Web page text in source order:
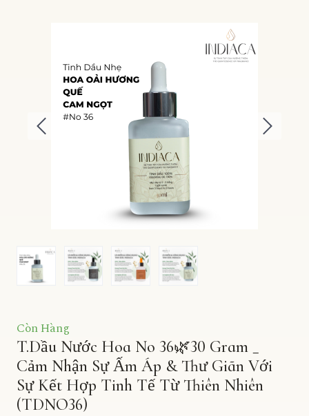
Còn Hàng
T.Dầu Nước Hoa No 36🌿30 Gram _
Cảm Nhận Sự Ấm Áp & Thư Giãn Với
Sự Kết Hợp Tinh Tế Từ Thiên Nhiên
(TDNO36)